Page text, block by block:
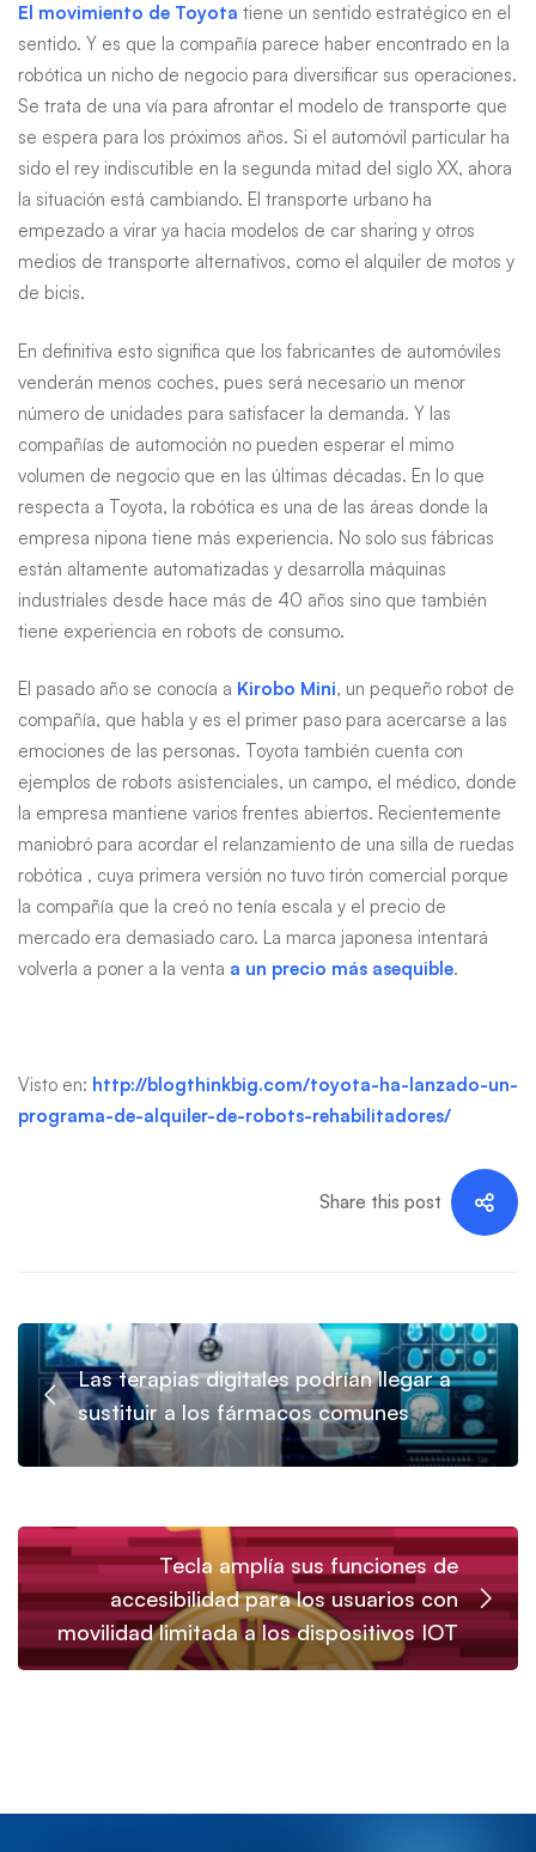
El movimiento de Toyota tiene un sentido estratégico en el
sentido. Y es que la compañía parece haber encontrado en la
robótica un nicho de negocio para diversificar sus operaciones.
Se trata de una vía para afrontar el modelo de transporte que
se espera para los próximos años. Si el automóvil particular ha
sido el rey indiscutible en la segunda mitad del siglo XX, ahora
la situación está cambiando. El transporte urbano ha
empezado a virar ya hacia modelos de car sharing y otros
medios de transporte alternativos, como el alquiler de motos y
de bicis.
En definitiva esto significa que los fabricantes de automóviles
venderán menos coches, pues será necesario un menor
número de unidades para satisfacer la demanda. Y las
compañías de automoción no pueden esperar el mimo
volumen de negocio que en las últimas décadas. En lo que
respecta a Toyota, la robótica es una de las áreas donde la
empresa nipona tiene más experiencia. No solo sus fábricas
están altamente automatizadas y desarrolla máquinas
industriales desde hace más de 40 años sino que también
tiene experiencia en robots de consumo.
El pasado año se conocía a Kirobo Mini, un pequeño robot de
compañía, que habla y es el primer paso para acercarse a las
emociones de las personas. Toyota también cuenta con
ejemplos de robots asistenciales, un campo, el médico, donde
la empresa mantiene varios frentes abiertos. Recientemente
maniobró para acordar el relanzamiento de una silla de ruedas
robótica , cuya primera versión no tuvo tirón comercial porque
la compañía que la creó no tenía escala y el precio de
mercado era demasiado caro. La marca japonesa intentará
volverla a poner a la venta a un precio más asequible.
Visto en: http://blogthinkbig.com/toyota-ha-lanzado-un-
programa-de-alquiler-de-robots-rehabilitadores/
Share this post
Las terapias digitales podrían llegar a
sustituir a los fármacos comunes
Tecla amplía sus funciones de
accesibilidad para los usuarios con
movilidad limitada a los dispositivos IOT